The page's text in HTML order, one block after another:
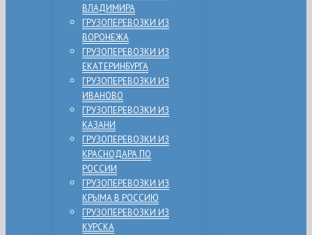
ВЛАДИМИРА
ГРУЗОПЕРЕВОЗКИ ИЗ
ВОРОНЕЖА
ГРУЗОПЕРЕВОЗКИ ИЗ
ЕКАТЕРИНБУРГА
ГРУЗОПЕРЕВОЗКИ ИЗ
ИВАНОВО
ГРУЗОПЕРЕВОЗКИ ИЗ
КАЗАНИ
ГРУЗОПЕРЕВОЗКИ ИЗ
КРАСНОДАРА ПО
РОССИИ
ГРУЗОПЕРЕВОЗКИ ИЗ
КРЫМА В РОССИЮ
ГРУЗОПЕРЕВОЗКИ ИЗ
КУРСКА